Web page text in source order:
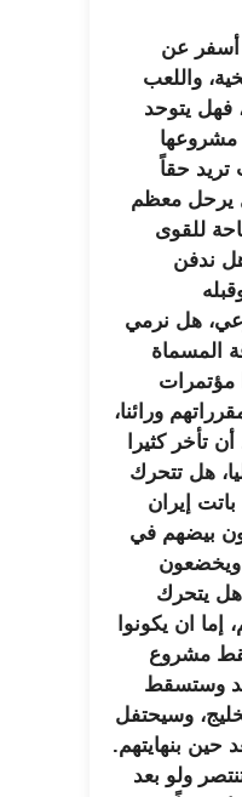
أسفر عن
واللعب
يتوحد
مشروعها
تريد حقاً
يرحل معظم
للقوى
ندفن
هل نرمي
المسماة
مؤتمرات
ورائنا،
تأخر كثيرا
هل تتحرك
إيران
بيضهم في
هل يتحرك
إما ان يكونوا
مشروع
وستسقط
وسيحتفل
حين بنهايتهم.
ولو بعد